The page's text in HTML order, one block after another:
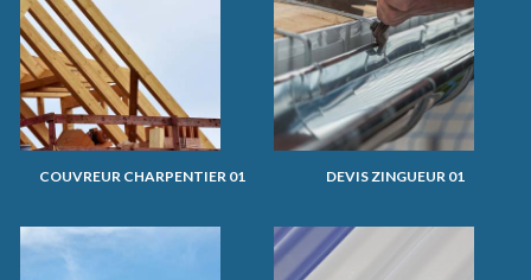
COUVREUR CHARPENTIER 01 DEVIS ZINGUEUR 01